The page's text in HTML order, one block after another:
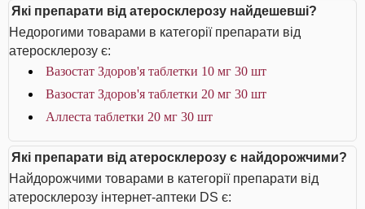
Які препарати від атеросклерозу найдешевші?
Недорогими товарами в категорії препарати від
атеросклерозу є:
Вазостат Здоров'я таблетки 10 мг 30 шт
Вазостат Здоров'я таблетки 20 мг 30 шт
Аллеста таблетки 20 мг 30 шт
Які препарати від атеросклерозу є найдорожчими?
Найдорожчими товарами в категорії препарати від
атеросклерозу інтернет-аптеки DS є: